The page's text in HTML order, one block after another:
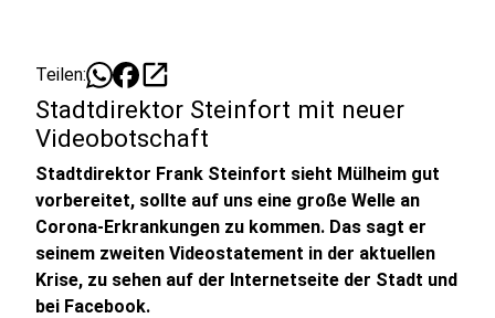
Teilen: open_in_new
Stadtdirektor Steinfort mit neuer
Videobotschaft
Stadtdirektor Frank Steinfort sieht Mülheim gut
vorbereitet, sollte auf uns eine große Welle an
Corona-Erkrankungen zu kommen. Das sagt er
seinem zweiten Videostatement in der aktuellen
Krise, zu sehen auf der Internetseite der Stadt und
bei Facebook.